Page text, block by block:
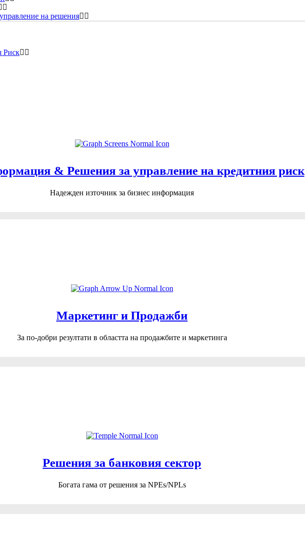
на решения
Риск
& Peшения за управление на кредитния риск
Надежден източник за бизнес информация
Mаркетинг и Продажби
За по-добри резултати в областта на продажбите и маркетинга
Решения за банковия сектор
Богата гама от решения за NPEs/NPLs